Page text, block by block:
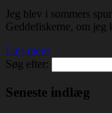
Jeg blev i sommers
Geddefiskerne, om jeg
Læs mere
Søg efter:
Seneste indlæg